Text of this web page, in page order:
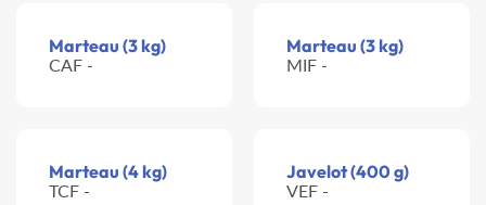
Marteau (3 kg)
CAF -
Marteau (3 kg)
MIF -
Marteau (4 kg)
TCF -
Javelot (400 g)
VEF -